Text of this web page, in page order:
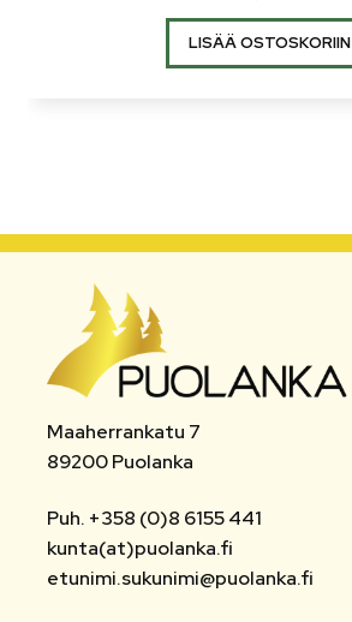
LISÄÄ OSTOSKORIIN
Maaherrankatu 7
89200 Puolanka
Puh. +358 (0)8 6155 441
kunta(at)puolanka.fi
etunimi.sukunimi@puolanka.fi